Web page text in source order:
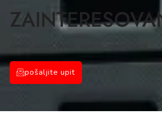
servis, delovi, toneri, ugovor, rokovi, cena…
pošaljite upit